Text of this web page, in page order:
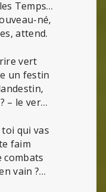
Temps…
né,
attend.
vert
un festin
– le ver…
qui vas
faim
combats
vain ?…